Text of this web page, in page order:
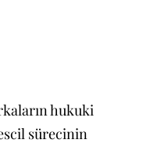
hukuki
sürecinin